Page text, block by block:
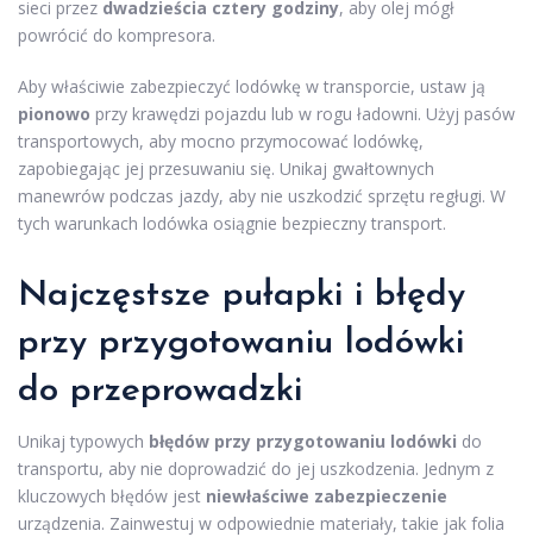
sieci przez dwadzieścia cztery godziny, aby olej mógł
powrócić do kompresora.
Aby właściwie zabezpieczyć lodówkę w transporcie, ustaw ją
pionowo przy krawędzi pojazdu lub w rogu ładowni. Użyj pasów
transportowych, aby mocno przymocować lodówkę,
zapobiegając jej przesuwaniu się. Unikaj gwałtownych
manewrów podczas jazdy, aby nie uszkodzić sprzętu regługi. W
tych warunkach lodówka osiągnie bezpieczny transport.
Najczęstsze pułapki i błędy
przy przygotowaniu lodówki
do przeprowadzki
Unikaj typowych błędów przy przygotowaniu lodówki do
transportu, aby nie doprowadzić do jej uszkodzenia. Jednym z
kluczowych błędów jest niewłaściwe zabezpieczenie
urządzenia. Zainwestuj w odpowiednie materiały, takie jak folia